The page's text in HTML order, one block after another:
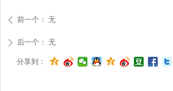
分享到：
ꄴ 前一个： 无
ꄲ 后一个： 无